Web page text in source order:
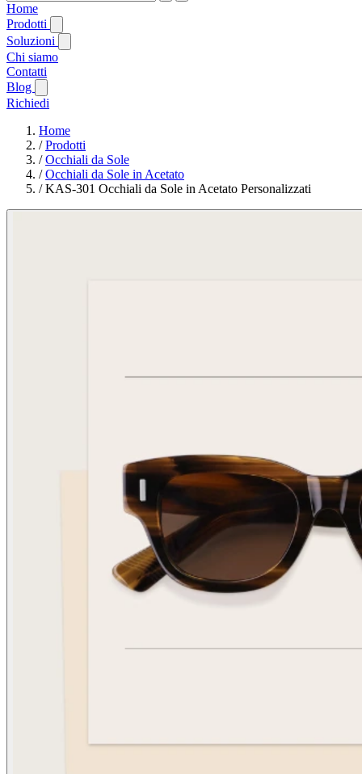
Home
Prodotti
Soluzioni
Chi siamo
Contatti
Blog
Richiedi
Home
/Prodotti
/Occhiali da Sole
/Occhiali da Sole in Acetato
/KAS-301 Occhiali da Sole in Acetato Personalizzati